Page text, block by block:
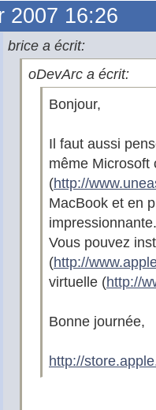
2007 16:26
brice a écrit:
oDevArc a écrit:
Bonjour,
Il faut aussi
même Microsoft
(http://
MacBook et en
impressionnante.
Vous pouvez
(http://
virtuelle (http://
Bonne journée,
http://